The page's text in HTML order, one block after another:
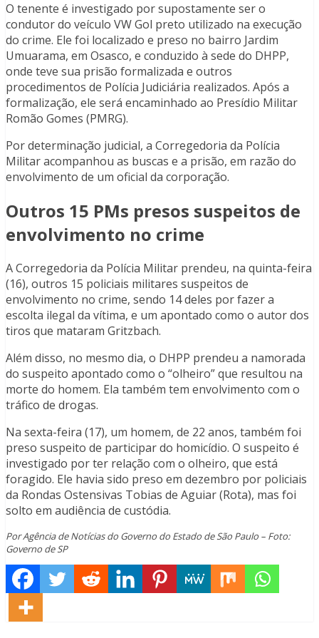
O tenente é investigado por supostamente ser o
condutor do veículo VW Gol preto utilizado na execução
do crime. Ele foi localizado e preso no bairro Jardim
Umuarama, em Osasco, e conduzido à sede do DHPP,
onde teve sua prisão formalizada e outros
procedimentos de Polícia Judiciária realizados. Após a
formalização, ele será encaminhado ao Presídio Militar
Romão Gomes (PMRG).
Por determinação judicial, a Corregedoria da Polícia
Militar acompanhou as buscas e a prisão, em razão do
envolvimento de um oficial da corporação.
Outros 15 PMs presos suspeitos de
envolvimento no crime
A Corregedoria da Polícia Militar prendeu, na quinta-feira
(16), outros 15 policiais militares suspeitos de
envolvimento no crime, sendo 14 deles por fazer a
escolta ilegal da vítima, e um apontado como o autor dos
tiros que mataram Gritzbach.
Além disso, no mesmo dia, o DHPP prendeu a namorada
do suspeito apontado como o “olheiro” que resultou na
morte do homem. Ela também tem envolvimento com o
tráfico de drogas.
Na sexta-feira (17), um homem, de 22 anos, também foi
preso suspeito de participar do homicídio. O suspeito é
investigado por ter relação com o olheiro, que está
foragido. Ele havia sido preso em dezembro por policiais
da Rondas Ostensivas Tobias de Aguiar (Rota), mas foi
solto em audiência de custódia.
Por Agência de Notícias do Governo do Estado de São Paulo – Foto:
Governo de SP